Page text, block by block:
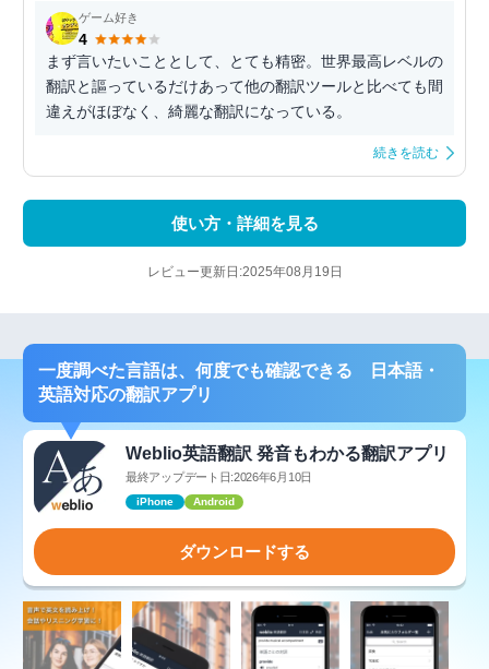
ゲーム好き
4
まず言いたいこととして、とても精密。世界最高レベルの
翻訳と謳っているだけあって他の翻訳ツールと比べても間
違えがほぼなく、綺麗な翻訳になっている。
続きを読む
使い方・詳細を見る
レビュー更新日:2025年08月19日
一度調べた言語は、何度でも確認できる 日本語・
英語対応の翻訳アプリ
Weblio英語翻訳 発音もわかる翻訳アプリ
最終アップデート日:2026年6月10日
iPhone Android
ダウンロードする